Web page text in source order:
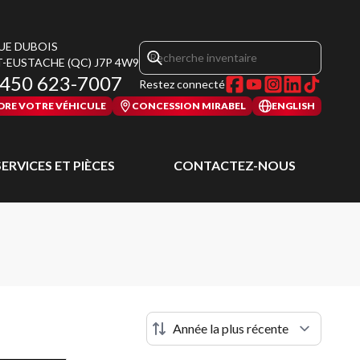
DUBOIS
EUSTACHE (QC) J7P 4W9
450 623-7007 Restez connecté
VOTRE VÉHICULE CONCESSION MIRABEL ENGLISH
ET PIÈCES CONTACTEZ-NOUS